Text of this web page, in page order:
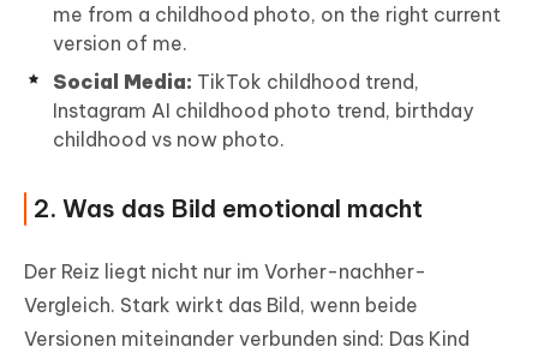
me from a childhood photo, on the right current
version of me.
Social Media: TikTok childhood trend,
Instagram AI childhood photo trend, birthday
childhood vs now photo.
2. Was das Bild emotional macht
Der Reiz liegt nicht nur im Vorher-nachher-
Vergleich. Stark wirkt das Bild, wenn beide
Versionen miteinander verbunden sind: Das Kind